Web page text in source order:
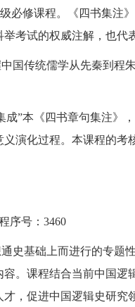
必修课程。《四书集
考试的权威注解，也代
国传统儒学从先秦到
”本《四书章句集注》
演化过程。本课程的
序号： 3460
史基础上而进行的专
。课程结合当前中国
，促进中国逻辑史研究